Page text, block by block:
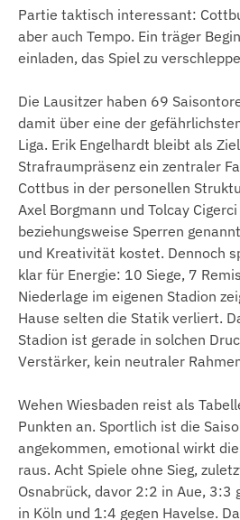
Partie taktisch interessant:
aber auch Tempo. Ein träger
einladen, das Spiel zu
Die Lausitzer haben 69
damit über eine der
Liga. Erik Engelhardt bleibt als
Strafraumpräsenz ein zentraler
Cottbus in der personellen
Axel Borgmann und Tolcay
beziehungsweise Sperren
und Kreativität kostet. Dennoch
klar für Energie: 10 Siege, 7
Niederlage im eigenen Stadion
Hause selten die Statik verliert.
Stadion ist gerade in solchen
Verstärker, kein neutraler
Wehen Wiesbaden reist als
Punkten an. Sportlich ist die
angekommen, emotional wirkt
raus. Acht Spiele ohne Sieg,
Osnabrück, davor 2:2 in Aue, 3:3
in Köln und 1:4 gegen Havelse.